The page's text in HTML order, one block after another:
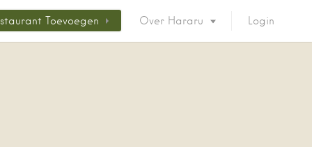
Toevoegen Over Hararu Login